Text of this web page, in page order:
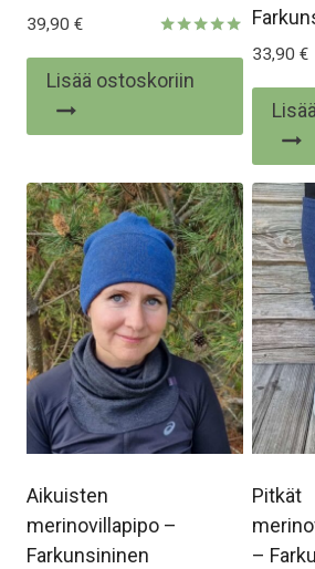
5.00
39,90 €
Lisää ostoskoriin
33,90 €
Aikuisten
merinovillapipo –
Farkunsininen
Pitkät
–